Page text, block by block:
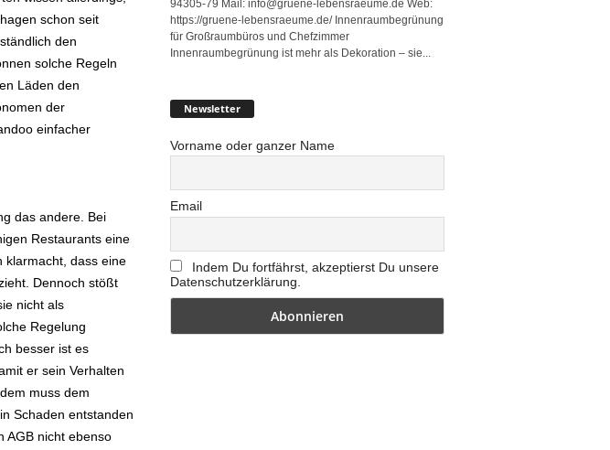
schon seit
den
solche Regeln
Läden den
der
einfacher
das andere. Bei
Restaurants eine
klarmacht, dass eine
Dennoch stößt
nicht als
Regelung
besser ist es
er sein Verhalten
muss dem
Schaden entstanden
AGB nicht ebenso
94305-79 Mail: info@gruene-lebensraeume.de Web:
https://gruene-lebensraeume.de/ Innenraumbegrünung
für Großraumbüros und Chefzimmer
Innenraumbegrünung ist mehr als Dekoration – sie...
Newsletter
Vorname oder ganzer Name
Email
Indem Du fortfährst, akzeptierst Du unsere
Datenschutzerklärung.